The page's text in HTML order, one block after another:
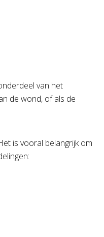
van het
de wond, of als de
is vooral belangrijk om